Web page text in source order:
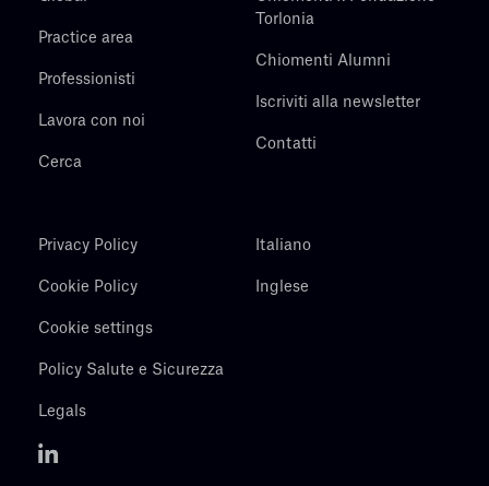
Practice area
Professionisti
Lavora con noi
Cerca
Torlonia
Chiomenti Alumni
Iscriviti alla newsletter
Contatti
Privacy Policy
Cookie Policy
Cookie settings
Policy Salute e Sicurezza
Legals
Italiano
Inglese